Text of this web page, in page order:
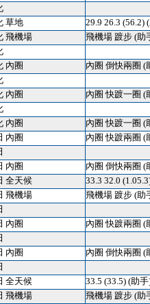
草地
29.9 26.3 (56.2)
飛機場
飛機場 踱步 (助
內圈
內圈 倒快兩圈 (
內圈
內圈 快踱一圈 (
內圈
內圈 快踱一圈 (
內圈
內圈 快踱兩圈 (
內圈
內圈 倒快兩圈 (
全天候
33.3 32.0
飛機場
飛機場 踱步 (助
內圈
內圈 快踱兩圈 (
內圈
內圈 倒快兩圈 (
全天候
33.5 (33.5) (助手
飛機場
飛機場 踱步 (助